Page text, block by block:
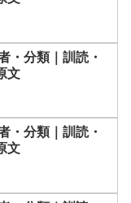
・分類｜訓読・
文
・分類｜訓読・
文